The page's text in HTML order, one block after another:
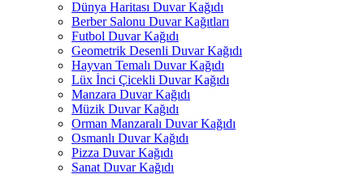
Dünya Haritası Duvar Kağıdı
Berber Salonu Duvar Kağıtları
Futbol Duvar Kağıdı
Geometrik Desenli Duvar Kağıdı
Hayvan Temalı Duvar Kağıdı
Lüx İnci Çicekli Duvar Kağıdı
Manzara Duvar Kağıdı
Müzik Duvar Kağıdı
Orman Manzaralı Duvar Kağıdı
Osmanlı Duvar Kağıdı
Pizza Duvar Kağıdı
Sanat Duvar Kağıdı